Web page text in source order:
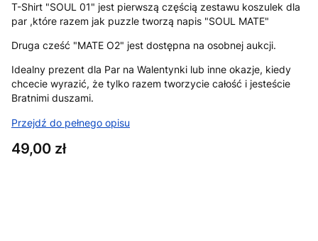
T-Shirt "SOUL 01" jest pierwszą częścią zestawu koszulek dla
par ,które razem jak puzzle tworzą napis "SOUL MATE"
Druga cześć "MATE O2" jest dostępna na osobnej aukcji.
Idealny prezent dla Par na Walentynki lub inne okazje, kiedy
chcecie wyrazić, że tylko razem tworzycie całość i jesteście
Bratnimi duszami.
Przejdź do pełnego opisu
Cena
49,00 zł